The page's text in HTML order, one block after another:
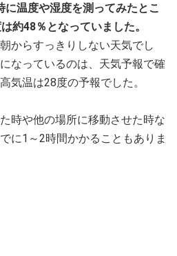
温度や湿度を測ってみたとこ
約48％となっていました。
からすっきりしない天気でし
なっているのは、天気予報で確
気温は28度の予報でした。
時や他の場所に移動させた時な
に1～2時間かかることもありま